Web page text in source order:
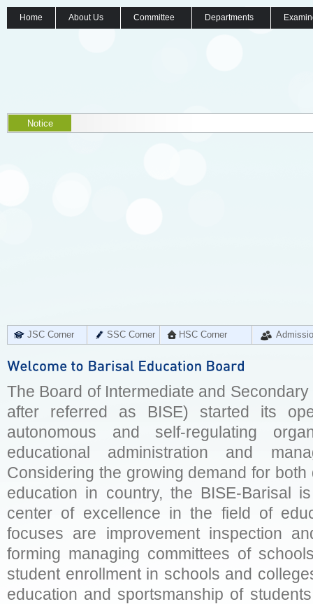
Home About Us Committee Departments
Notice
JSC Corner SSC Corner HSC Corner
The Board of Intermediate and
after referred as BISE) started its
autonomous and self-regulating
educational administration and
Considering the growing demand for
education in country, the BISE-Barisal
center of excellence in the field of
focuses are improvement inspection
forming managing committees of
student enrollment in schools and
education and sportsmanship of